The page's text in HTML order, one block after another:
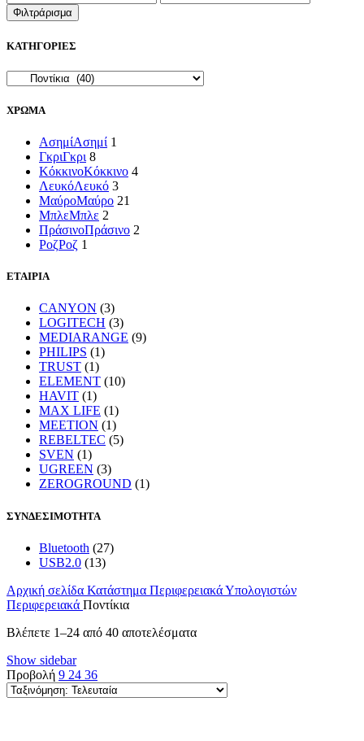
τιμή
τιμή
Φιλτράρισμα
ΚΑΤΗΓΟΡΙΕΣ
ΧΡΩΜΑ
ΑσημίΑσημί 1
ΓκριΓκρι 8
ΚόκκινοΚόκκινο 4
ΛευκόΛευκό 3
ΜαύροΜαύρο 21
ΜπλεΜπλε 2
ΠράσινοΠράσινο 2
ΡοζΡοζ 1
ΕΤΑΙΡΙΑ
CANYON (3)
LOGITECH (3)
MEDIARANGE (9)
PHILIPS (1)
TRUST (1)
ELEMENT (10)
HAVIT (1)
MAX LIFE (1)
MEETION (1)
REBELTEC (5)
SVEN (1)
UGREEN (3)
ZEROGROUND (1)
ΣΥΝΔΕΣΙΜΟΤΗΤΑ
Bluetooth (27)
USB2.0 (13)
Αρχική σελίδα Κατάστημα Περιφερειακά Υπολογιστών
Περιφερειακά Ποντίκια
Βλέπετε 1–24 από 40 αποτελέσματαSorted
Show sidebar
Προβολή 9 24 36